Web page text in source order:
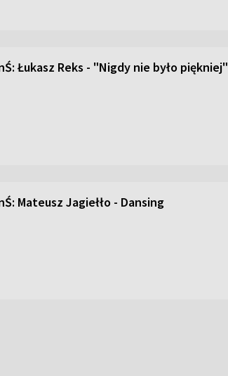
Łukasz Reks - "Nigdy nie było piękniej"
Mateusz Jagiełło - Dansing